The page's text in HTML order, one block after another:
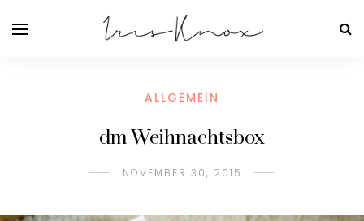
ALLGEMEIN
dm Weihnachtsbox
NOVEMBER 30, 2015